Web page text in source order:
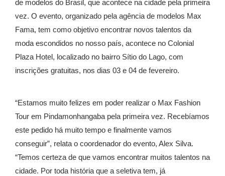
de modelos do Brasil, que acontece na cidade pela primeira
vez. O evento, organizado pela agência de modelos Max
Fama, tem como objetivo encontrar novos talentos da
moda escondidos no nosso país, acontece no Colonial
Plaza Hotel, localizado no bairro Sítio do Lago, com
inscrições gratuitas, nos dias 03 e 04 de fevereiro.
“Estamos muito felizes em poder realizar o Max Fashion
Tour em Pindamonhangaba pela primeira vez. Recebíamos
este pedido há muito tempo e finalmente vamos
conseguir”, relata o coordenador do evento, Alex Silva.
“Temos certeza de que vamos encontrar muitos talentos na
cidade. Por toda história que a seletiva tem, já